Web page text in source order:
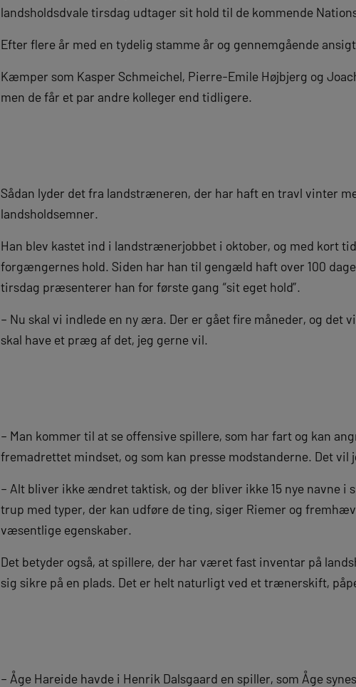
landsholdsdvale tirsdag udtager sit hold til de kommende
Efter flere år med en tydelig stamme år og gennemgående
Kæmper som Kasper Schmeichel, Pierre-Emile Højbjerg og
men de får et par andre kolleger end tidligere.
Sådan lyder det fra landstræneren, der har haft en travl vinter
landsholdsemner.
Han blev kastet ind i landstrænerjobbet i oktober, og med kort
forgængernes hold. Siden har han til gengæld haft over 100
tirsdag præsenterer han for første gang “sit eget hold”.
– Nu skal vi indlede en ny æra. Der er gået fire måneder, og det
skal have et præg af det, jeg gerne vil.
– Man kommer til at se offensive spillere, som har fart og kan
fremadrettet mindset, og som kan presse modstanderne. Det vil
– Alt bliver ikke ændret taktisk, og der bliver ikke 15 nye navne i
trup med typer, der kan udføre de ting, siger Riemer og
væsentlige egenskaber.
Det betyder også, at spillere, der har været fast inventar på
sig sikre på en plads. Det er helt naturligt ved et trænerskift,
– Åge Hareide havde i Henrik Dalsgaard en spiller, som Åge